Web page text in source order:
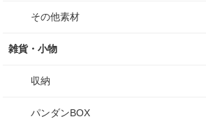
その他素材
雑貨・小物
収納
パンダンBOX